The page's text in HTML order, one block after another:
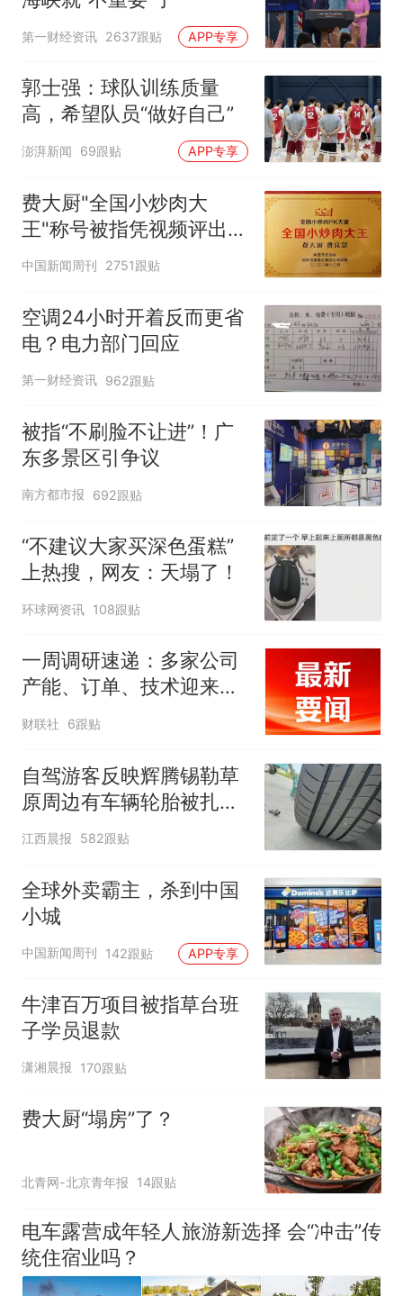
第一财经资讯 2637跟贴 APP专享
郭士强：球队训练质量
高，希望队员“做好自己”
澎湃新闻 69跟贴 APP专享
费大厨"全国小炒肉大
王"称号被指凭视频评出
官方回应
中国新闻周刊 2751跟贴
空调24小时开着反而更省
电？电力部门回应
第一财经资讯 962跟贴
被指“不刷脸不让进”！广
东多景区引争议
南方都市报 692跟贴
“不建议大家买深色蛋糕”
上热搜，网友：天塌了！
环球网资讯 108跟贴
一周调研速递：多家公司
产能、订单、技术迎来突
破，涉及PCB、MLCC、
财联社 6跟贴
自驾游客反映辉腾锡勒草
原周边有车辆轮胎被扎，
修理店铺换胎价格高达千
江西晨报 582跟贴
全球外卖霸主，杀到中国
小城
中国新闻周刊 142跟贴 APP专享
牛津百万项目被指草台班
子学员退款
潇湘晨报 170跟贴
费大厨“塌房”了？
北青网-北京青年报 14跟贴
电车露营成年轻人旅游新选择 会“冲击”传
统住宿业吗？